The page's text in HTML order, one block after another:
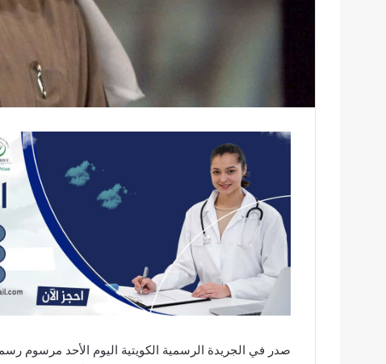
صدر في الجريدة الرسمية الكويتية اليوم الأحد مرسوم